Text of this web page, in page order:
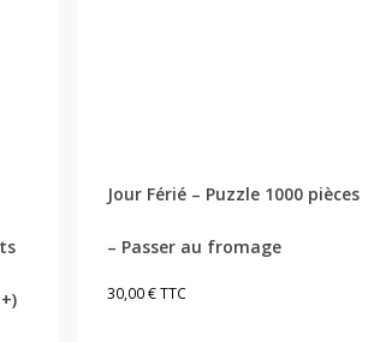
Jour Férié – Puzzle 1000 pièces
– Passer au fromage
30,00€TTC